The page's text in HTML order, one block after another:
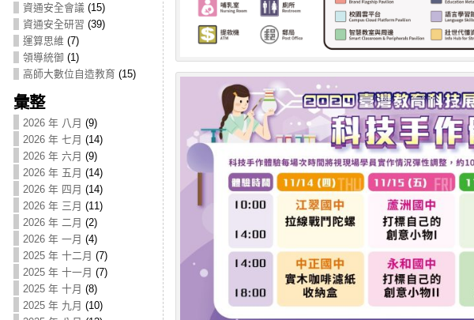
資通安全會議 (15)
資通安全研習 (39)
運算思維 (7)
領導統御 (1)
高師大數位自造教育 (15)
彙整
2026 年 八月 (9)
2026 年 七月 (14)
2026 年 六月 (9)
2026 年 五月 (14)
2026 年 四月 (14)
2026 年 三月 (11)
2026 年 二月 (2)
2026 年 一月 (4)
2025 年 十二月 (7)
2025 年 十一月 (7)
2025 年 十月 (8)
2025 年 九月 (10)